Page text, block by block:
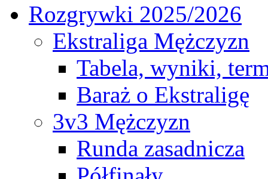
Rozgrywki 2025/2026
Ekstraliga Mężczyzn
Tabela, wyniki,
Baraż o Ekstraligę
3v3 Mężczyzn
Runda zasadnicza